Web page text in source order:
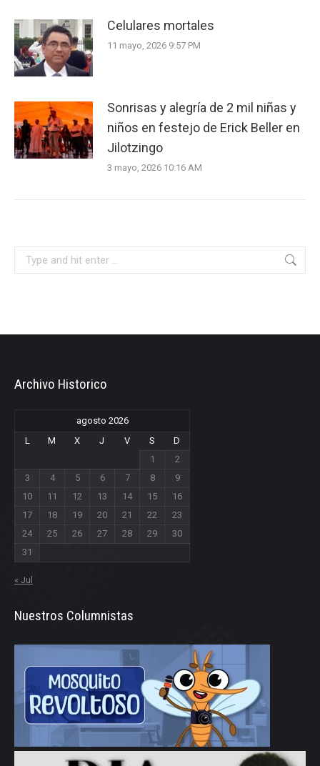
Celulares mortales
11 mayo, 2026 9:57 PM
Sonrisas y alegría de 2 mil niñas y
niños en festejo de Erick Beller en
Jilotzingo
3 mayo, 2026 10:16 AM
Archivo Historico
agosto 2026
L
M X J V S
D
1
2
3
4 5 6 7 8
9
10
11 12 13 14 15
16
17
18 19 20 21 22
23
24
25 26 27 28 29
30
31
« Jul
Nuestros Columnistas